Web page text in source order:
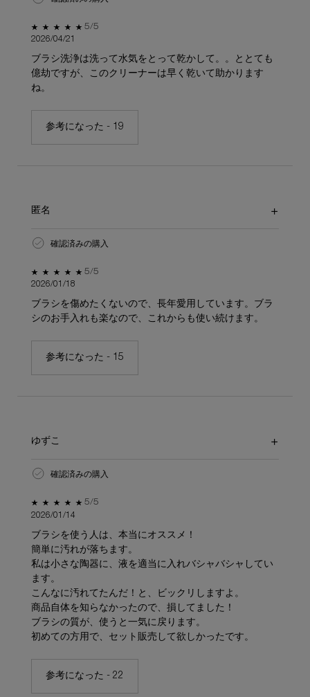
5星中5。
5/5
2026/04/21
ブラシ洗浄は洗って水気をとって乾かして。。ととても
億劫ですが、このクリーナーは早く乾いて助かります
ね。
参考になった - 19
匿名
確認済みの購入
5星中5。
5/5
2026/01/18
ブラシを傷めたくないので、長年愛用しています。ブラ
シのお手入れも楽なので、これからも使い続けます。
参考になった - 15
ゆずこ
確認済みの購入
5星中5。
5/5
2026/01/14
ブラシを使う人は、本当にオススメ！
簡単に汚れが落ちます。
私は小さな陶器に、液を適当に入れバシャバシャしてい
ます。
こんなに汚れてたんだ！と、ビックリしますよ。
商品自体を知らなかったので、損してました！
ブラシの質が、使うと一気に戻ります。
初めての方用で、セット販売して欲しかったです。
参考になった - 22